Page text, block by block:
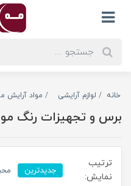
خانه لوازم آرایشی مواد آرایش
برس و تجهیزات رنگ مو
ترتیب
نمایش:
جدیدترین